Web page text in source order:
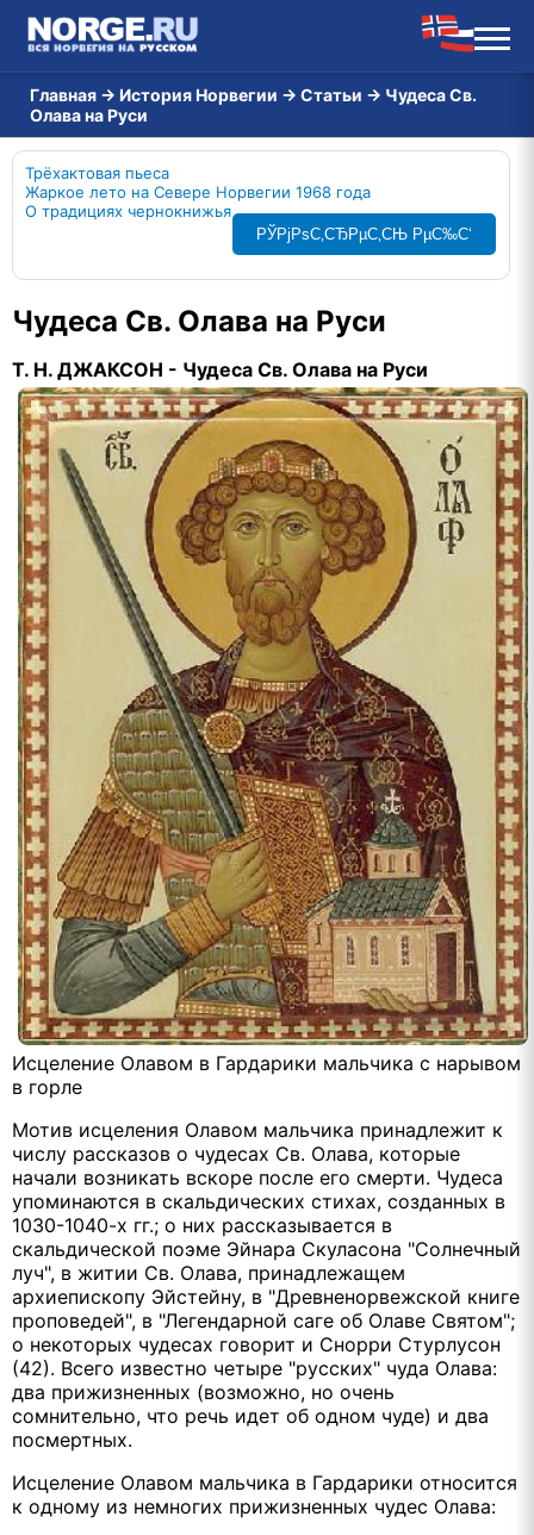
Главная → История Норвегии → Статьи → Чудеса Св.
Олава на Руси
Трёхактовая пьеса
Жаркое лето на Севере Норвегии 1968 года
О традициях чернокнижья
РЎРјРѕС‚СЂРµС‚СЊ РµС‰С‘
Чудеса Св. Олава на Руси
Т. Н. ДЖАКСОН - Чудеса Св. Олава на Руси
Исцеление Олавом в Гардарики мальчика с нарывом
в горле
Мотив исцеления Олавом мальчика принадлежит к
числу рассказов о чудесах Св. Олава, которые
начали возникать вскоре после его смерти. Чудеса
упоминаются в скальдических стихах, созданных в
1030-1040-х гг.; о них рассказывается в
скальдической поэме Эйнара Скуласона "Солнечный
луч", в житии Св. Олава, принадлежащем
архиепископу Эйстейну, в "Древненорвежской книге
проповедей", в "Легендарной саге об Олаве Святом";
о некоторых чудесах говорит и Снорри Стурлусон
(42). Всего известно четыре "русских" чуда Олава:
два прижизненных (возможно, но очень
сомнительно, что речь идет об одном чуде) и два
посмертных.
Исцеление Олавом мальчика в Гардарики относится
к одному из немногих прижизненных чудес Олава: